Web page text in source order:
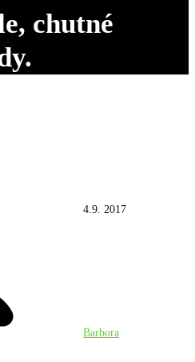
chutné
4.9. 2017
Barbora